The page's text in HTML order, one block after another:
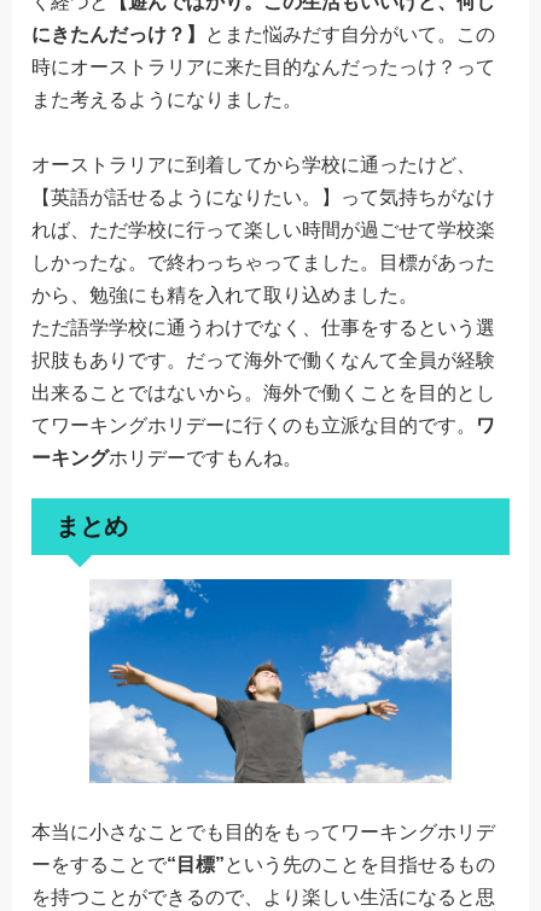
にきたんだっけ？】 とまた悩みだす自分がいて。この
時にオーストラリアに来た目的なんだったっけ？って
また考えるようになりました。
オーストラリアに到着してから学校に通ったけど、
【英語が話せるようになりたい。】って気持ちがなけ
れば、ただ学校に行って楽しい時間が過ごせて学校楽
しかったな。で終わっちゃってました。目標があった
から、勉強にも精を入れて取り込めました。
ただ語学学校に通うわけでなく、仕事をするという選
択肢もありです。だって海外で働くなんて全員が経験
出来ることではないから。海外で働くことを目的とし
てワーキングホリデーに行くのも立派な目的です。 ワ
ーキングホリデーですもんね。
まとめ
本当に小さなことでも目的をもってワーキングホリデ
ーをすることで“目標”という先のことを目指せるもの
を持つことができるので、より楽しい生活になると思